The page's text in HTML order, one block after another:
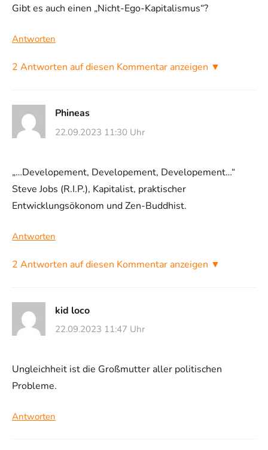
Gibt es auch einen „Nicht-Ego-Kapitalismus“?
Antworten
2 Antworten auf diesen Kommentar anzeigen ▼
Phineas
22.09.2023 11:30 Uhr
„…Developement, Developement, Developement…“
Steve Jobs (R.I.P.), Kapitalist, praktischer
Entwicklungsökonom und Zen-Buddhist.
Antworten
2 Antworten auf diesen Kommentar anzeigen ▼
kid loco
22.09.2023 11:47 Uhr
Ungleichheit ist die Großmutter aller politischen
Probleme.
Antworten